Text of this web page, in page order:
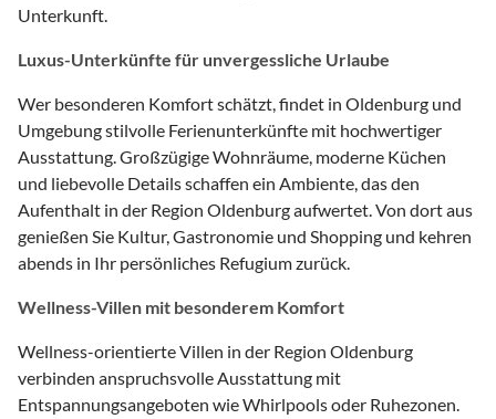
Unterkunft.
Luxus-Unterkünfte für unvergessliche Urlaube
Wer besonderen Komfort schätzt, findet in Oldenburg und
Umgebung stilvolle Ferienunterkünfte mit hochwertiger
Ausstattung. Großzügige Wohnräume, moderne Küchen
und liebevolle Details schaffen ein Ambiente, das den
Aufenthalt in der Region Oldenburg aufwertet. Von dort aus
genießen Sie Kultur, Gastronomie und Shopping und kehren
abends in Ihr persönliches Refugium zurück.
Wellness-Villen mit besonderem Komfort
Wellness-orientierte Villen in der Region Oldenburg
verbinden anspruchsvolle Ausstattung mit
Entspannungsangeboten wie Whirlpools oder Ruhezonen.